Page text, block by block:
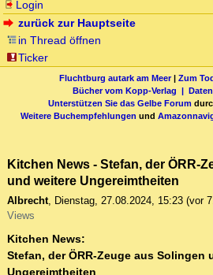
Login
zurück zur Hauptseite
in Thread öffnen
Ticker
Fluchtburg autark am Meer| Zum
Bücher vom Kopp-Verlag |
Unterstützen Sie das Gelbe Forum
Weitere Buchempfehlungen und
Kitchen News - Stefan, der ÖRR-
und weitere Ungereimtheiten
Albrecht, Dienstag, 27.08.2024, 15:23 (vor
Views
Kitchen News:
Stefan, der ÖRR-Zeuge aus Solingen
Ungereimtheiten